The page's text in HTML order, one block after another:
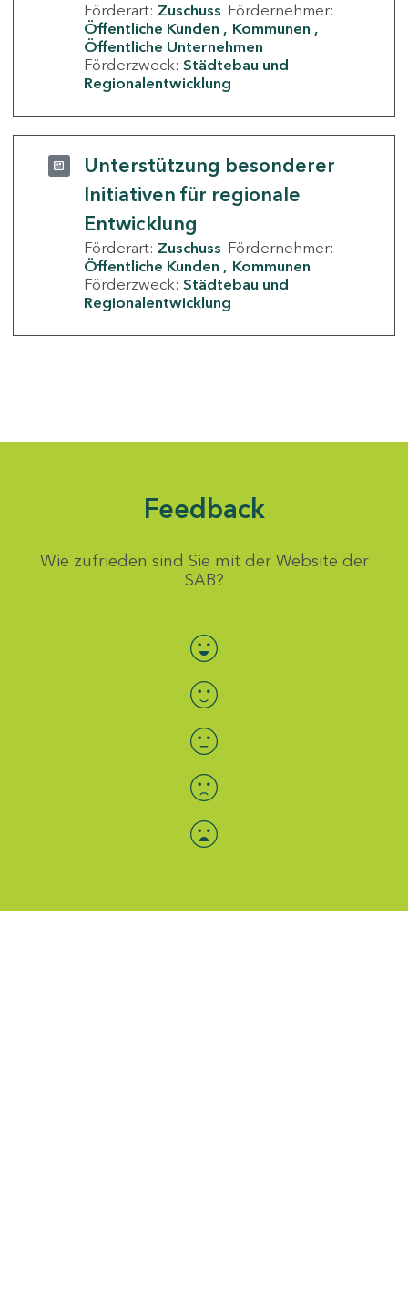
Förderart: Zuschuss Fördernehmer:
Öffentliche Kunden
Kommunen
Öffentliche Unternehmen
Förderzweck: Städtebau und
Regionalentwicklung
Unterstützung besonderer
Initiativen für regionale
Entwicklung
Förderart: Zuschuss Fördernehmer:
Öffentliche Kunden
Kommunen
Förderzweck: Städtebau und
Regionalentwicklung
Feedback
Wie zufrieden sind Sie mit der Website der
SAB?
Bewertung auswählen